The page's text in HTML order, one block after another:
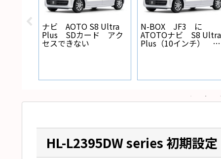
ナビ AOTO S8 Ultra
Plus SDカード アク
セスできない
N-BOX JF3 に
ATOTOナビ S8 Ultra
Plus（10インチ） を
取り付けた
HL-L2395DW series 初期設定